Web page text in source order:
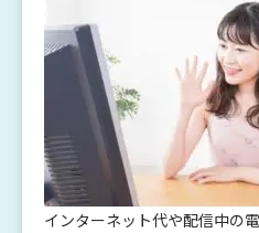
インターネット代や配信中の電